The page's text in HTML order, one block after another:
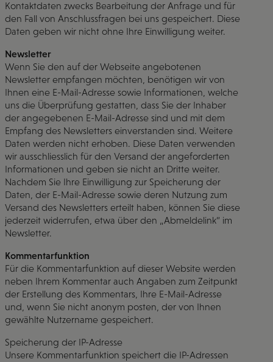
Kontaktdaten zwecks Bearbeitung der Anfrage und für
den Fall von Anschlussfragen bei uns gespeichert. Diese
Daten geben wir nicht ohne Ihre Einwilligung weiter.
Newsletter
Wenn Sie den auf der Webseite angebotenen
Newsletter empfangen möchten, benötigen wir von
Ihnen eine E-Mail-Adresse sowie Informationen, welche
uns die Überprüfung gestatten, dass Sie der Inhaber
der angegebenen E-Mail-Adresse sind und mit dem
Empfang des Newsletters einverstanden sind. Weitere
Daten werden nicht erhoben. Diese Daten verwenden
wir ausschliesslich für den Versand der angeforderten
Informationen und geben sie nicht an Dritte weiter.
Nachdem Sie Ihre Einwilligung zur Speicherung der
Daten, der E-Mail-Adresse sowie deren Nutzung zum
Versand des Newsletters erteilt haben, können Sie diese
jederzeit widerrufen, etwa über den „Abmeldelink“ im
Newsletter.
Kommentarfunktion
Für die Kommentarfunktion auf dieser Website werden
neben Ihrem Kommentar auch Angaben zum Zeitpunkt
der Erstellung des Kommentars, Ihre E-Mail-Adresse
und, wenn Sie nicht anonym posten, der von Ihnen
gewählte Nutzername gespeichert.
Speicherung der IP-Adresse
Unsere Kommentarfunktion speichert die IP-Adressen